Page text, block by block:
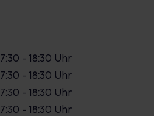
7:30 - 18:30 Uhr
7:30 - 18:30 Uhr
7:30 - 18:30 Uhr
7:30 - 18:30 Uhr